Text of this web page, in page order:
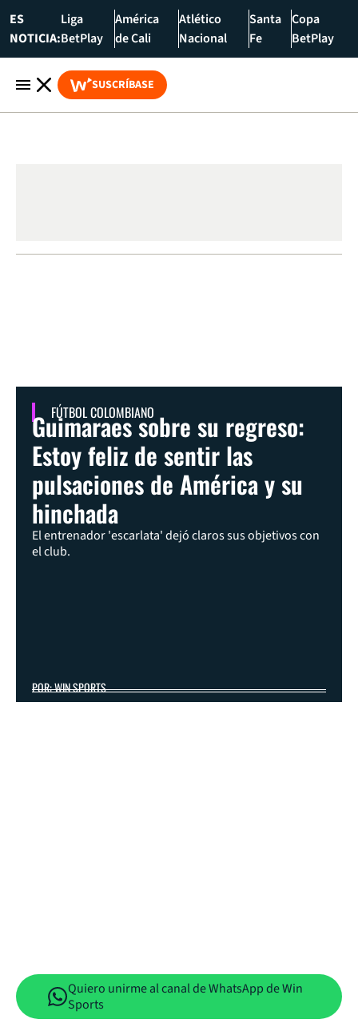
ES
NOTICIA:
Liga
BetPlay
América
de Cali
Atlético
Nacional
Santa
Fe
Copa
BetPlay
SUSCRÍBASE
FÚTBOL COLOMBIANO
Guimaraes sobre su regreso:
Estoy feliz de sentir las
pulsaciones de América y su
hinchada
El entrenador 'escarlata' dejó claros sus objetivos con
el club.
POR: WIN SPORTS
Quiero unirme al canal de WhatsApp de Win
Sports